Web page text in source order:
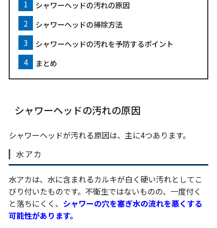
シャワーヘッドの汚れの原因
シャワーヘッドの掃除方法
シャワーヘッドの汚れを予防するポイント
まとめ
シャワーヘッドの汚れの原因
シャワーヘッドが汚れる原因は、主に4つあります。
水アカ
水アカは、水に含まれるカルキが白く硬い汚れとしてこ
びり付いたものです。不衛生ではないものの、一度付く
と落ちにくく、 シャワーの穴を塞ぎ水の流れを悪くする
可能性があります。